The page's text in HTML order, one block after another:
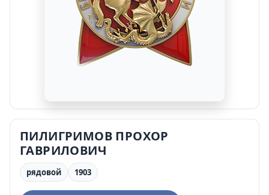
ПИЛИГРИМОВ ПРОХОР
ГАВРИЛОВИЧ
рядовой 1903